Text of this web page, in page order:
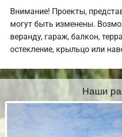
Внимание! Проекты,
могут быть изменены.
веранду, гараж, балкон,
остекление, крыльцо или
Наши